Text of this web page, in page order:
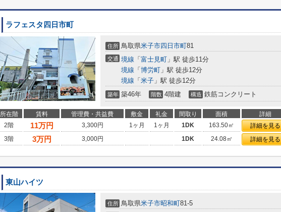
ラフェスタ四日市町
住所 鳥取県米子市四日市町81
交通 境線 「 富士見町 」駅 徒歩11分
境線 「 博労町 」駅 徒歩12分
境線 「 米子 」駅 徒歩12分
築年 築46年 階数 4階建 構造 鉄筋コンクリート
所在階 賃料 管理費・共益費 敷金 礼金 間取り 面積 詳細
2階
11万円 3,300円 1ヶ月 1ヶ月 1DK 163.50㎡ 詳細を見る
3階
3万円 3,000円 1DK 24.08㎡ 詳細を見る
東山ハイツ
住所 鳥取県米子市昭和町81-5